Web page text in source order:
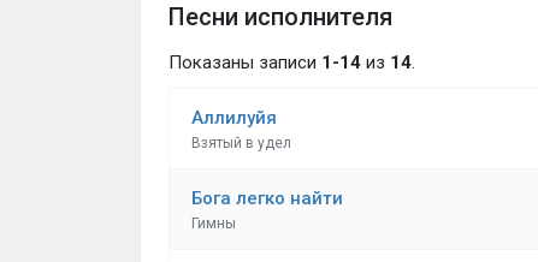
Песни исполнителя
Показаны записи 1-14из 14.
Аллилуйя
Взятый в удел
Бога легко найти
Гимны